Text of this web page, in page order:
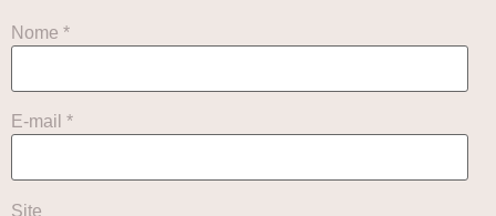
Nome *
E-mail *
Site